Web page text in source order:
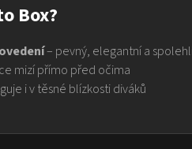
Box?
– pevný, elegantní a
mizí přímo před očima
i v těsné blízkosti diváků